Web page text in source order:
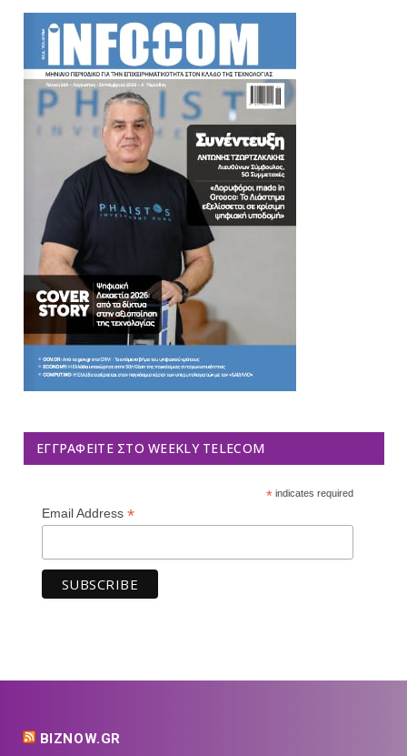
ΕΓΓΡΑΦΕΊΤΕ ΣΤΟ WEEKLY TELECOM
*indicates required
Email Address *
BIZNOW.GR